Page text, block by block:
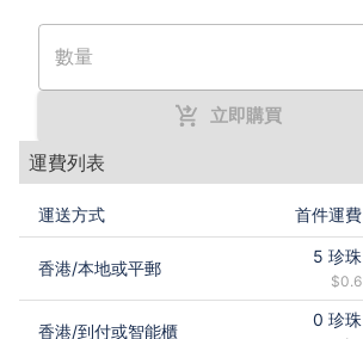
數量
立即購買
運費列表
運送方式 首件運費
香港/本地或平郵
5 珍珠
$0.6
香港/到付或智能櫃
0 珍珠